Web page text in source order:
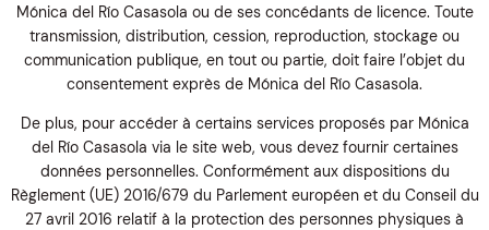
Mónica del Río Casasola ou de ses concédants de licence. Toute
transmission, distribution, cession, reproduction, stockage ou
communication publique, en tout ou partie, doit faire l’objet du
consentement exprès de Mónica del Río Casasola.
De plus, pour accéder à certains services proposés par Mónica
del Río Casasola via le site web, vous devez fournir certaines
données personnelles. Conformément aux dispositions du
Règlement (UE) 2016/679 du Parlement européen et du Conseil du
27 avril 2016 relatif à la protection des personnes physiques à